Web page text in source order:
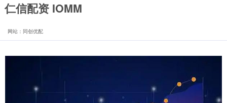
仁信配资 IOMM
网站：同创优配